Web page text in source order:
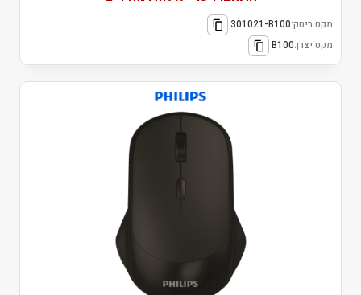
מקט ביטק:301021-B100
מקט יצרן:B100